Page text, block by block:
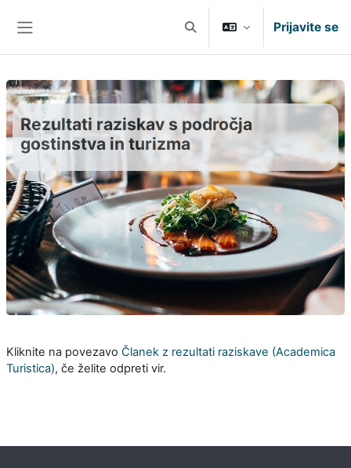
Preklopi iskalni vnosPrijavite se
Rezultati raziskav s področja
gostinstva in turizma
Kliknite na povezavo Članek z rezultati raziskave (Academica
Turistica), če želite odpreti vir.